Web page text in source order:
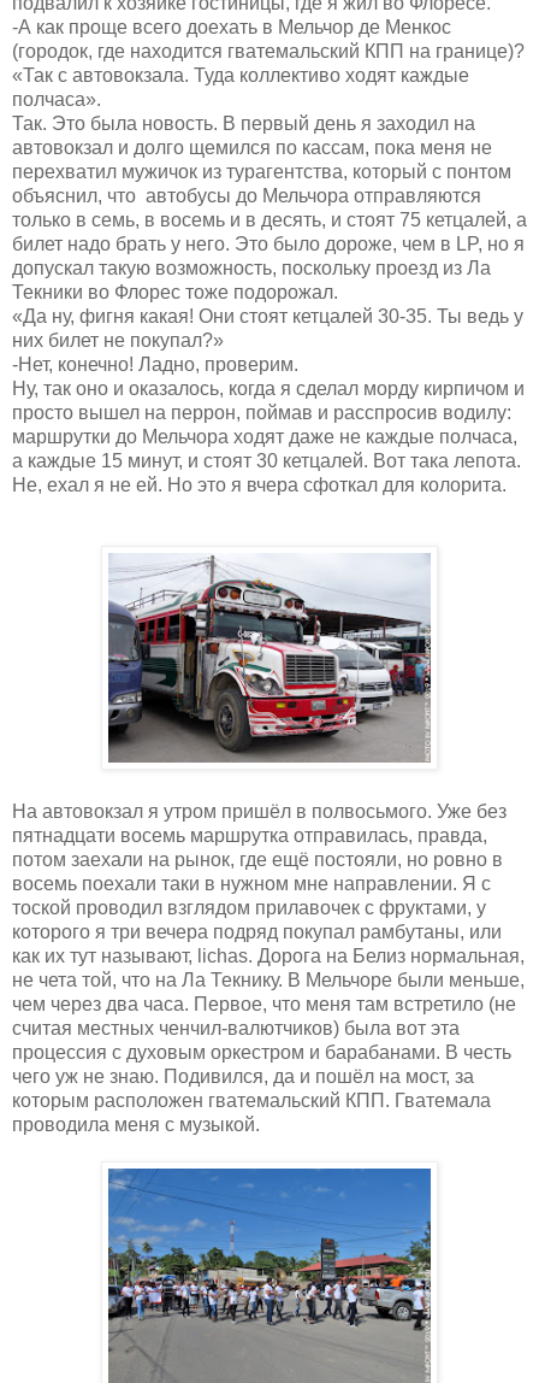
-А как проще всего доехать в Мельчор де Менкос
(городок, где находится гватемальский КПП на границе)?
«Так с автовокзала. Туда коллективо ходят каждые
полчаса».
Так. Это была новость. В первый день я заходил на
автовокзал и долго щемился по кассам, пока меня не
перехватил мужичок из турагентства, который с понтом
объяснил, что автобусы до Мельчора отправляются
только в семь, в восемь и в десять, и стоят 75 кетцалей, а
билет надо брать у него. Это было дороже, чем в LP, но я
допускал такую возможность, поскольку проезд из Ла
Текники во Флорес тоже подорожал.
«Да ну, фигня какая! Они стоят кетцалей 30-35. Ты ведь у
них билет не покупал?»
-Нет, конечно! Ладно, проверим.
Ну, так оно и оказалось, когда я сделал морду кирпичом и
просто вышел на перрон, поймав и расспросив водилу:
маршрутки до Мельчора ходят даже не каждые полчаса,
а каждые 15 минут, и стоят 30 кетцалей. Вот така лепота.
Не, ехал я не ей. Но это я вчера сфоткал для колорита.
На автовокзал я утром пришёл в полвосьмого. Уже без
пятнадцати восемь маршрутка отправилась, правда,
потом заехали на рынок, где ещё постояли, но ровно в
восемь поехали таки в нужном мне направлении. Я с
тоской проводил взглядом прилавочек с фруктами, у
которого я три вечера подряд покупал рамбутаны, или
как их тут называют, lichas. Дорога на Белиз нормальная,
не чета той, что на Ла Текнику. В Мельчоре были меньше,
чем через два часа. Первое, что меня там встретило (не
считая местных ченчил-валютчиков) была вот эта
процессия с духовым оркестром и барабанами. В честь
чего уж не знаю. Подивился, да и пошёл на мост, за
которым расположен гватемальский КПП. Гватемала
проводила меня с музыкой.